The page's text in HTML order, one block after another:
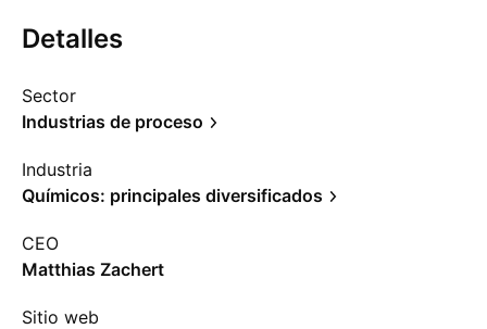
Detalles
Sector
Industrias de proceso
Industria
Químicos: principales diversificados
CEO
Matthias Zachert
Sitio web